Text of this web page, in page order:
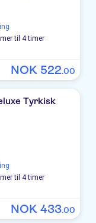
til 4 timer
NOK 522.00
Tyrkisk
til 4 timer
NOK 433.00